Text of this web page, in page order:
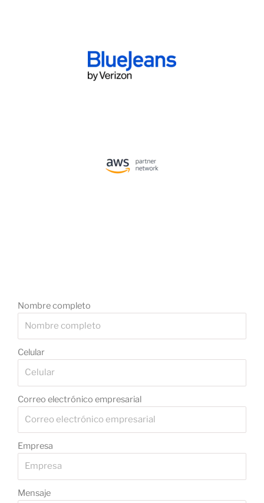
Nombre completo
Celular
Correo electrónico empresarial
Empresa
Mensaje